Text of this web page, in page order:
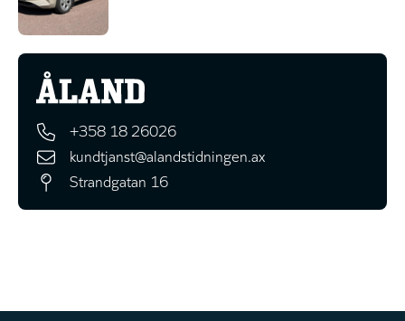
+358 18 26026
kundtjanst@alandstidningen.ax
Strandgatan 16